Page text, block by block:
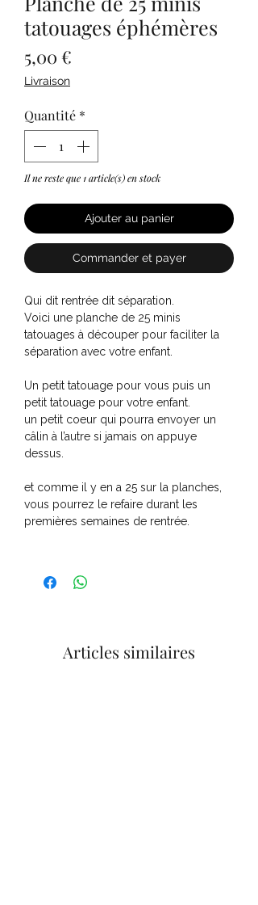
tatouages éphémères
5,00 €
Livraison
Quantité *
Il ne reste que 1 article(s) en stock
Ajouter au panier
Commander et payer
Qui dit rentrée dit séparation.
Voici une planche de 25 minis
tatouages à découper pour faciliter la
séparation avec votre enfant.
Un petit tatouage pour vous puis un
petit tatouage pour votre enfant.
un petit coeur qui pourra envoyer un
câlin à l’autre si jamais on appuye
dessus.
et comme il y en a 25 sur la planches,
vous pourrez le refaire durant les
premières semaines de rentrée.
Articles similaires